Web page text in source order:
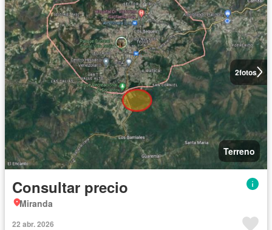
2fotos
Terreno
Consultar precio
Miranda
22 abr. 2026